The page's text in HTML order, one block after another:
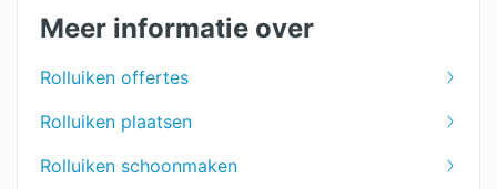
Voorzetrolluiken prijzen
Meer informatie over
Rolluiken offertes
Rolluiken plaatsen
Rolluiken schoonmaken